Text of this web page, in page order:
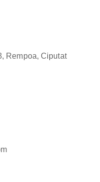
Rempoa, Ciputat